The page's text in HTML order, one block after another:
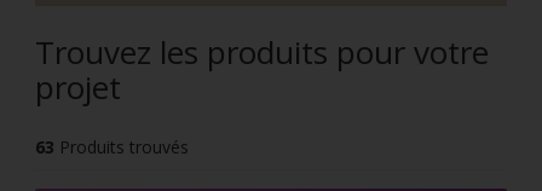
Trouvez les produits pour votre
projet
63 Produits trouvés